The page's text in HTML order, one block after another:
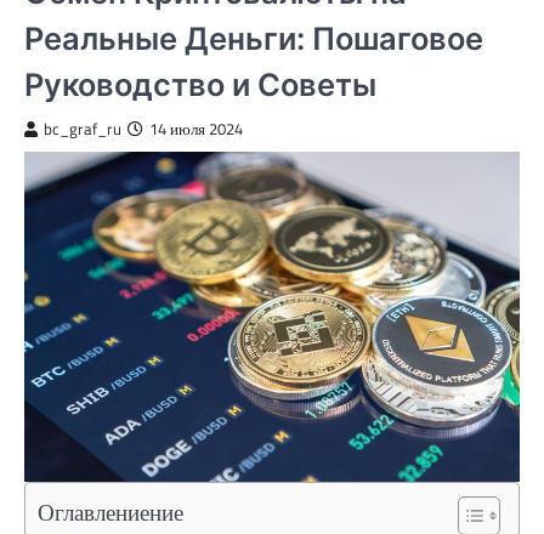
Реальные Деньги: Пошаговое
Руководство и Советы
bc_graf_ru 14 июля 2024
Оглавлениение